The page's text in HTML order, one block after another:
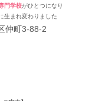
門学校がひとつになり
生まれ変わりました
仲町3-88-2